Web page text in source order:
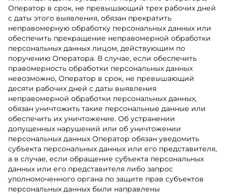
Оператор в срок, не превышающий трех рабочих дней
с даты этого выявления, обязан прекратить
неправомерную обработку персональных данных или
обеспечить прекращение неправомерной обработки
персональных данных лицом, действующим по
поручению Оператора. В случае, если обеспечить
правомерность обработки персональных данных
невозможно, Оператор в срок, не превышающий
десяти рабочих дней с даты выявления
неправомерной обработки персональных данных,
обязан уничтожить такие персональные данные или
обеспечить их уничтожение. Об устранении
допущенных нарушений или об уничтожении
персональных данных Оператор обязан уведомить
субъекта персональных данных или его представителя,
а в случае, если обращение субъекта персональных
данных или его представителя либо запрос
уполномоченного органа по защите прав субъектов
персональных данных были направлены